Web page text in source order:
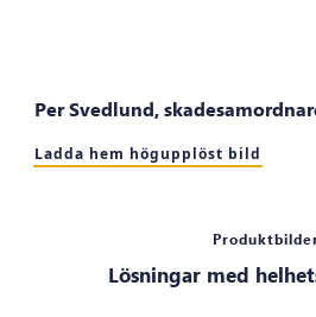
Per Svedlund,
Ladda hem högupplöst bild
Lösningar med